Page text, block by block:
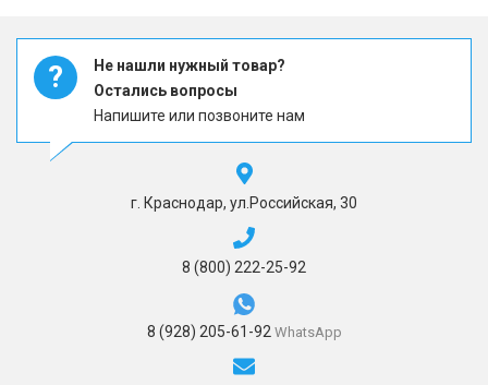
?
Не нашли нужный товар?
Остались вопросы
Напишите или позвоните нам
г. Краснодар, ул.Российская, 30
8 (800) 222-25-92
8 (928) 205-61-92 WhatsApp